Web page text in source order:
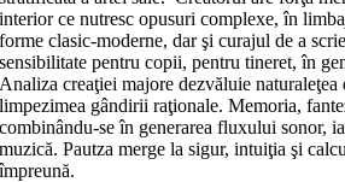
interior ce nutresc opusuri complexe, în
forme clasic-moderne, dar şi curajul de a
sensibilitate pentru copii, pentru tineret, în
Analiza creaţiei majore dezvăluie
limpezimea gândirii raţionale. Memoria,
combinându-se în generarea fluxului sonor,
muzică. Pautza merge la sigur, intuiţia şi
împreună.